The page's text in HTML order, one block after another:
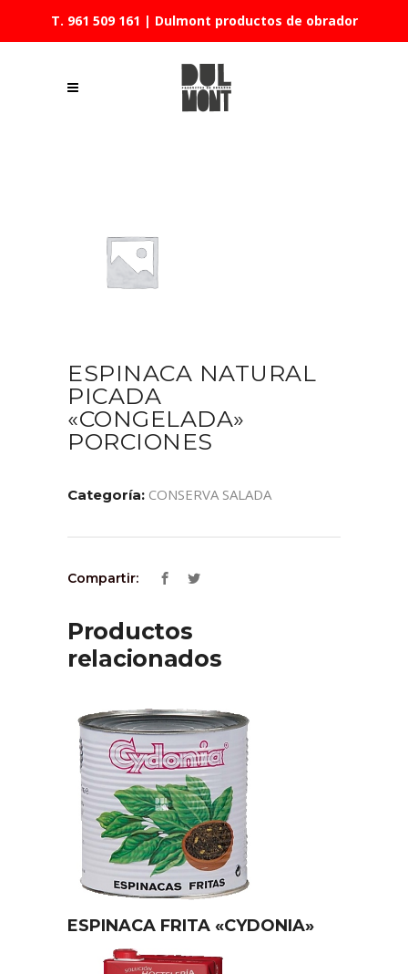
T. 961 509 161 | Dulmont productos de obrador
ESPINACA NATURAL
PICADA
«CONGELADA»
PORCIONES
Categoría: CONSERVA SALADA
Compartir:
Productos
relacionados
ESPINACA FRITA «CYDONIA»